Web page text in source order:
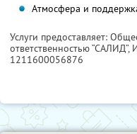
Атмосфера и
Услуги предоставляет:
ответственностью “САЛИД”,
1211600056876